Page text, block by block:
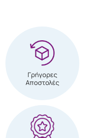
Γρήγορες
Αποστολές